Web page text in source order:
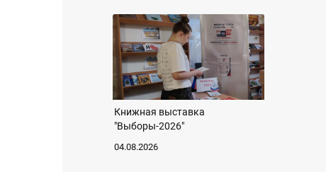
Книжная выставка
"Выборы-2026"
04.08.2026